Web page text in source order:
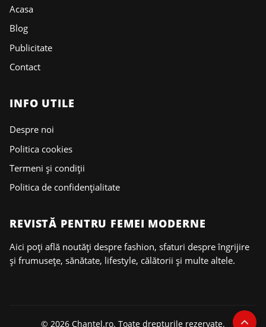
Acasa
Blog
Publicitate
Contact
INFO UTILE
Despre noi
Politica cookies
Termeni și condiții
Politica de confidențialitate
REVISTĂ PENTRU FEMEI MODERNE
Aici poți află noutăți despre fashion, sfaturi despre îngrijire
și frumusețe, sănătate, lifestyle, călătorii și multe altele.
© 2026 Chantel.ro. Toate drepturile rezervate.